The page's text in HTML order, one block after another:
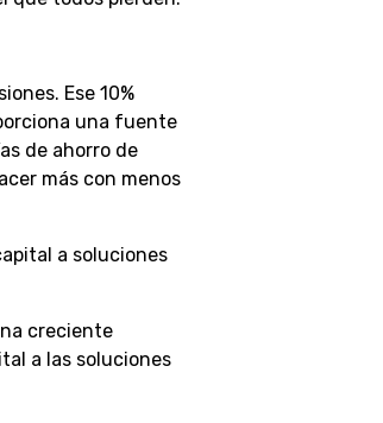
Ese 10%
una fuente
de ahorro de
más con menos
a soluciones
creciente
a las soluciones